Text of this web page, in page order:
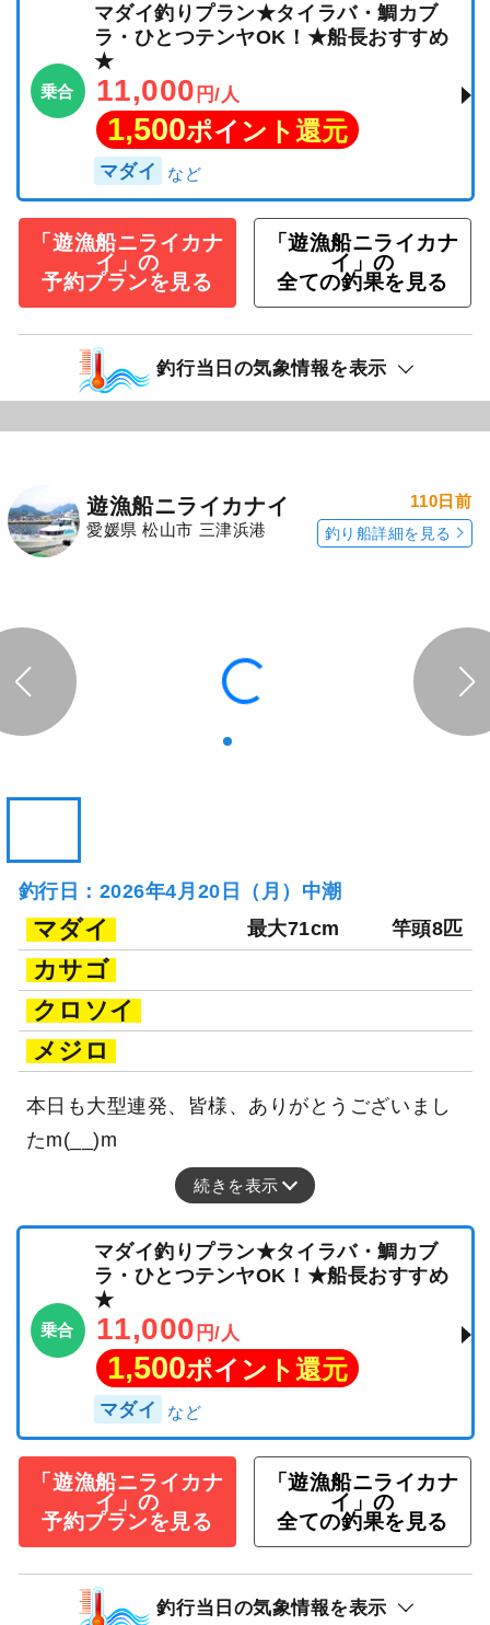
乗合
マダイ釣りプラン★タイラバ・鯛カブ
ラ・ひとつテンヤOK！★船長おすすめ
★
11,000 円/人
1,500ポイント還元
マダイ
「遊漁船ニライカナ
イ」の
予約プランを見る
「遊漁船ニライカナ
イ」の
全ての釣果を見る
釣行当日の気象情報を表示
遊漁船ニライカナイ
愛媛県 松山市 三津浜港
110日前
釣り船詳細を見る
釣行日：2026年4月20日（月）中潮
マダイ 最大71cm 竿頭8匹
カサゴ
クロソイ
メジロ
本日も大型連発、皆様、ありがとうございまし
たm(__)m
続きを表示
乗合
マダイ釣りプラン★タイラバ・鯛カブ
ラ・ひとつテンヤOK！★船長おすすめ
★
11,000 円/人
1,500ポイント還元
マダイ
「遊漁船ニライカナ
イ」の
予約プランを見る
「遊漁船ニライカナ
イ」の
全ての釣果を見る
釣行当日の気象情報を表示